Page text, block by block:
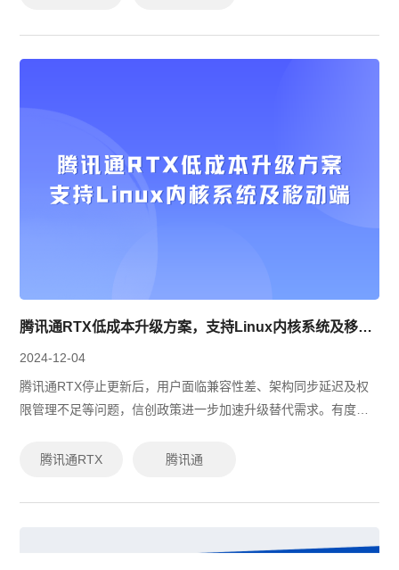
腾讯通RTX低成本升级方案，支持Linux内核系统及移动端
2024-12-04
腾讯通RTX停止更新后，用户面临兼容性差、架构同步延迟及权
限管理不足等问题，信创政策进一步加速升级替代需求。有度即
层级安全防护，成为腾讯通RTX...
腾讯通RTX 腾讯通